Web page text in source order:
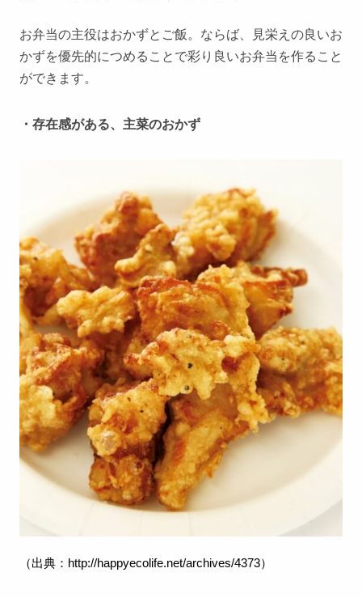
お弁当の主役はおかずとご飯。ならば、見栄えの良いお
かずを優先的につめることで彩り良いお弁当を作ること
ができます。
・存在感がある、主菜のおかず
（出典： http://happyecolife.net/archives/4373）